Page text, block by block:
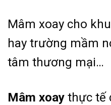
Mâm xoay cho
hay trường mầm
tâm thương mại…
Mâm xoay thực tế